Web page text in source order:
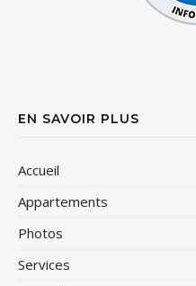
EN SAVOIR PLUS
Accueil
Appartements
Photos
Services